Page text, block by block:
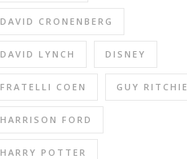
DAVID CRONENBERG
DAVID LYNCH DISNEY
FRATELLI COEN GUY RITCHIE
HARRISON FORD
HARRY POTTER